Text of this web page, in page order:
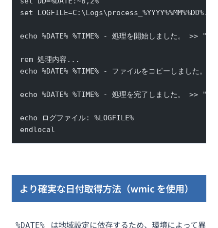
set
echo %DATE% %TIME% - 処理を開始しました。 >>
rem 処理内容...
echo %DATE% %TIME% - ファイルをコピーしました。
echo %DATE% %TIME% - 処理を完了しました。 >>
echo ログファイル: %LOGFILE%
endlocal
より確実な日付取得方法（wmic を使用）
%DATE% は地域設定に依存するため、環境によって異